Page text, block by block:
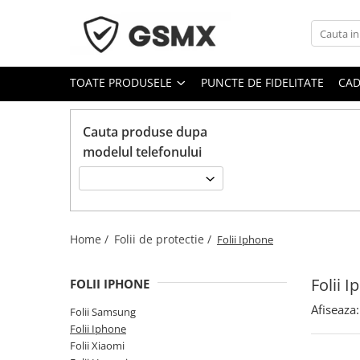
Toate Produsele
Folii de protectie
Folii Samsung
Folii Motorola
Folii Blackview
Folii Honor
Folii Realme
TOATE PRODUSELE PUNCTE DE FIDELITATE
Cauta produse dupa
modelul telefonului
Home / Folii de protectie / Folii Iphone
Folii
FOLII IPHONE
Folii Samsung
Folii Iphone
Folii Xiaomi
Afiseaza: